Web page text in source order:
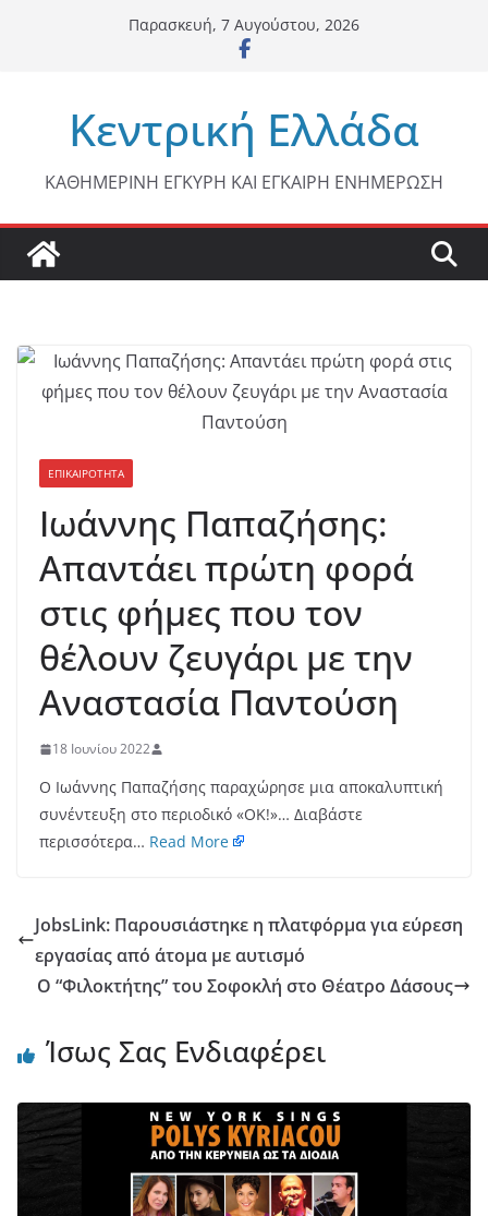
Παρασκευή, 7 Αυγούστου, 2026
Κεντρική Ελλάδα
ΚΑΘΗΜΕΡΙΝΗ ΕΓΚΥΡΗ ΚΑΙ ΕΓΚΑΙΡΗ ΕΝΗΜΕΡΩΣΗ
ΕΠΙΚΑΙΡΟΤΗΤΑ
Ιωάννης Παπαζήσης:
Απαντάει πρώτη φορά
στις φήμες που τον
θέλουν ζευγάρι με την
Αναστασία Παντούση
18 Ιουνίου 2022
Ο Ιωάννης Παπαζήσης παραχώρησε μια αποκαλυπτική
συνέντευξη στο περιοδικό «ΟΚ!»… Διαβάστε
περισσότερα… Read More
JobsLink: Παρουσιάστηκε η πλατφόρμα για εύρεση
εργασίας από άτομα με αυτισμό
Ο “Φιλοκτήτης” του Σοφοκλή στο Θέατρο Δάσους
Ίσως Σας Ενδιαφέρει